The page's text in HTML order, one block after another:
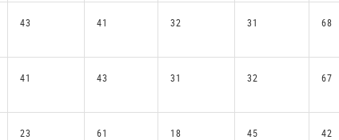
43 41 32 31 68
41 43 31 32 67
23 61 18 45 42